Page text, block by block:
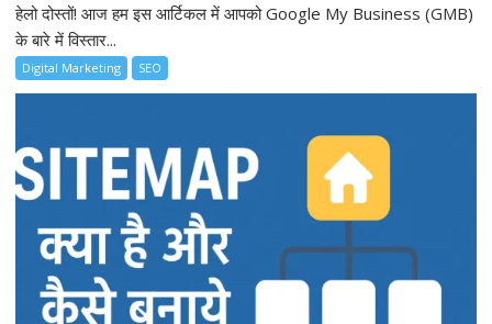
हेलो दोस्तों! आज हम इस आर्टिकल में आपको Google My Business (GMB)
के बारे में विस्तार...
Digital Marketing SEO